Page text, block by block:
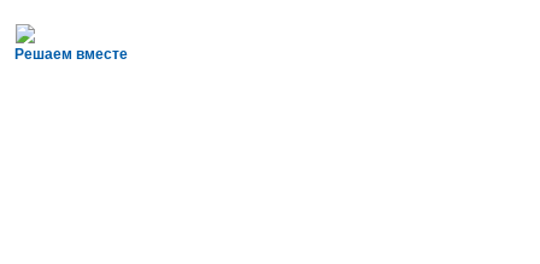
Решаем вместе